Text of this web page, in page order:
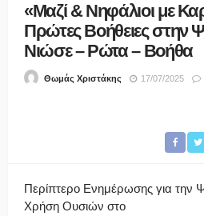
«Μαζί & Νηφάλιοι με
Πρώτες Βοήθειες στην
Νιώσε – Ρώτα – Βοήθα
Θωμάς Χριστάκης 17/07/2025
Περίπτερο Ενημέρωσης για την
Χρήση Ουσιών στο